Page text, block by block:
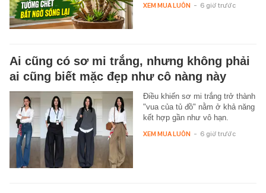
XEM MUA LUÔN - 6 giờ trước
Ai cũng có sơ mi trắng, nhưng không phải
ai cũng biết mặc đẹp như cô nàng này
Điều khiến sơ mi trắng trở thành
"vua của tủ đồ" nằm ở khả năng
kết hợp gần như vô hạn.
XEM MUA LUÔN - 6 giờ trước